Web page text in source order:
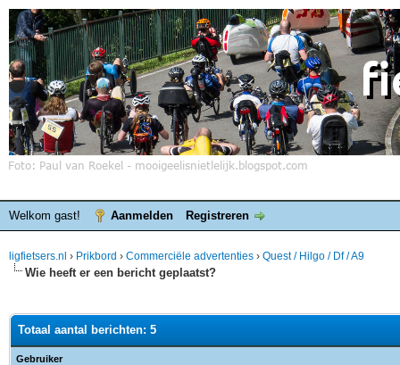
Welkom gast! Aanmelden Registreren
ligfietsers.nl › Prikbord › Commerciële advertenties › Quest / Hilgo / Df / A9
Wie heeft er een bericht geplaatst?
Totaal aantal berichten: 5
Gebruiker